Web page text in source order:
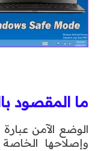
ما المقصود
الوضع الآمن